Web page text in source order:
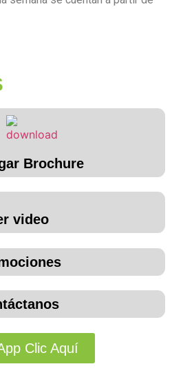
Brochure
video
Clic Aquí